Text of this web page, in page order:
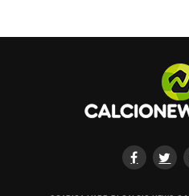
riconoscenza».
LA PLAYLIST DELLE